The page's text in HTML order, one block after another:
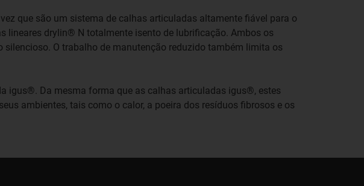
que são um sistema de calhas articuladas altamente fiável para o
lineares drylin® N totalmente isento de lubrificação. Ambos os
O trabalho de manutenção reduzido também limita os
igus®. Da mesma forma que as calhas articuladas igus®, estes
ambientes, tais como o calor, a poeira dos resíduos fibrosos e os